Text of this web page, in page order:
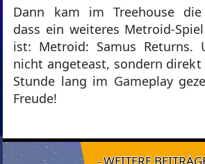
Dann kam im Treehouse die
dass ein weiteres Metroid-
ist: Metroid: Samus Returns.
nicht angeteast, sondern
Stunde lang im Gameplay
Freude!
- WEITERE